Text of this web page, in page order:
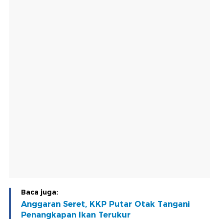
Baca juga:
Anggaran Seret, KKP Putar Otak Tangani
Penangkapan Ikan Terukur